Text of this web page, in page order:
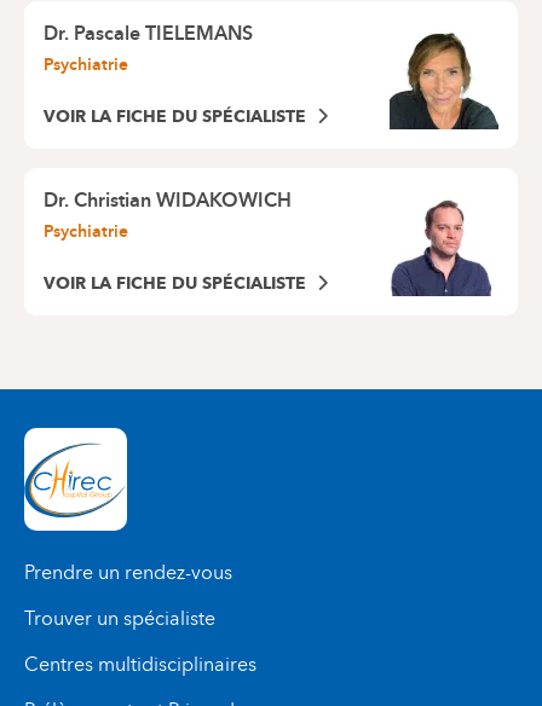
Dr.Pascale TIELEMANS
Psychiatrie
VOIR LA FICHE DU SPÉCIALISTE
Dr.Christian WIDAKOWICH
Psychiatrie
VOIR LA FICHE DU SPÉCIALISTE
Prendre un rendez-vous
Trouver un spécialiste
Centres multidisciplinaires